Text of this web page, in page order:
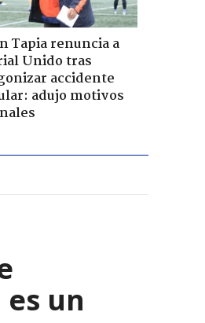
Tapia renuncia a
Unido tras
accidente
adujo motivos
un